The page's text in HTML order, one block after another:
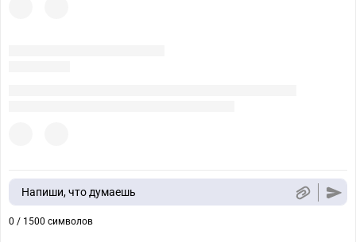
Напиши, что думаешь
0 / 1500 символов